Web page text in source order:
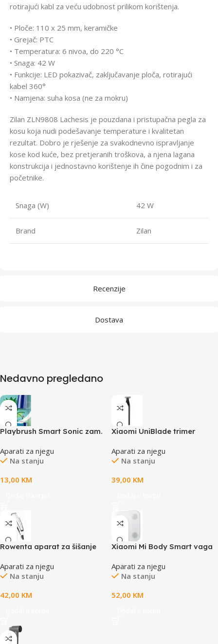
Recenzije
Dostava
rotirajući kabl za veću udobnost prilikom korištenja.
• Ploče: 110 x 25 mm, keramičke
• Grejač: PTC
• Temperatura: 6 nivoa, do 220 °C
• Snaga: 42 W
• Funkcije: LED pokazivač, zaključavanje ploča, rotirajući
kabel 360°
• Namjena: suha kosa (ne za mokru)
Zilan ZLN9808 Lachesis je pouzdana i pristupačna pegla za
kosu koja nudi podešavanje temperature i kvalitetan
rezultat. Dobro je rješenje za svakodnevno ispravljanje
kose kod kuće, bez pretjeranih troškova, a njena lagana
konstrukcija i jednostavno korištenje ih čine pogodnim i za
početnike.
Snaga (W) 42 W
Brand Zilan
Nedavno pregledano
Playbrush Smart Sonic zam.
kom u pakovanju
Aparati za njegu
Na stanju
13,00 KM
Xiaomi UniBlade trimer
bežično punjenje
Aparati za njegu
Na stanju
39,00 KM
Rowenta aparat za šišanje
Aparati za njegu
Na stanju
42,00 KM
Xiaomi Mi Body Smart vaga
display13 measurable
features;Body balance test
Aparati za njegu
Na stanju
52,00 KM